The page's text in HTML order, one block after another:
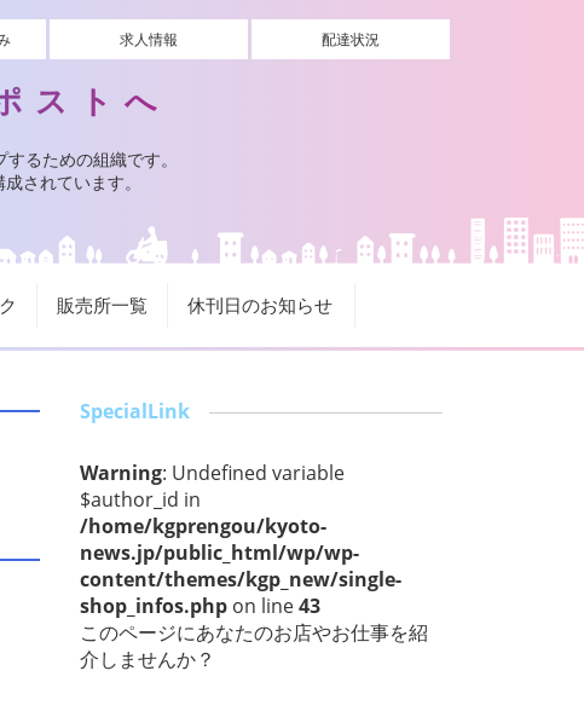
求人情報 配達状況
ストへ
るための組織です。
されています。
販売所一覧 休刊日のお知らせ
SpecialLink
Warning: Undefined variable
$author_id in
/home/kgprengou/kyoto-
news.jp/public_html/wp/wp-
content/themes/kgp_new/single-
shop_infos.php on line43
このページにあなたのお店やお仕事を紹
介しませんか？